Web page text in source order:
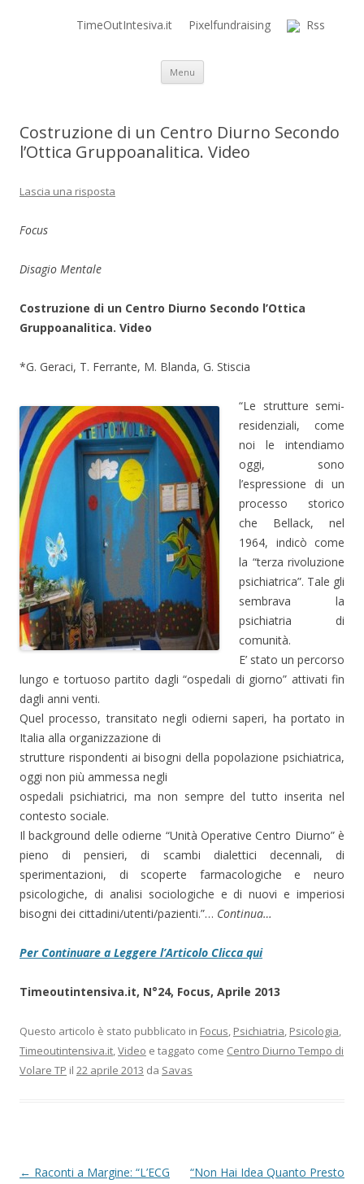
Time Out Intensiva Blog
il tempo e la memoria in terapia intensiva
TimeOutIntesiva.it Pixelfundraising Rss
Menu Vai al contenuto
Costruzione di un Centro Diurno Secondo
l’Ottica Gruppoanalitica. Video
Lascia una risposta
Focus
Disagio Mentale
Costruzione di un Centro Diurno Secondo l’Ottica
Gruppoanalitica. Video
*G. Geraci, T. Ferrante, M. Blanda, G. Stiscia
“Le strutture semi-
residenziali, come
noi le intendiamo
oggi, sono
l’espressione di un
processo storico
che Bellack, nel
1964, indicò come
la “terza rivoluzione
psichiatrica”. Tale gli
sembrava la
psichiatria di
comunità.
E’ stato un percorso
lungo e tortuoso partito dagli “ospedali di giorno” attivati fin
dagli anni venti.
Quel processo, transitato negli odierni saperi, ha portato in
Italia alla organizzazione di
strutture rispondenti ai bisogni della popolazione psichiatrica,
oggi non più ammessa negli
ospedali psichiatrici, ma non sempre del tutto inserita nel
contesto sociale.
Il background delle odierne “Unità Operative Centro Diurno” è
pieno di pensieri, di scambi dialettici decennali, di
sperimentazioni, di scoperte farmacologiche e neuro
psicologiche, di analisi sociologiche e di nuovi e imperiosi
bisogni dei cittadini/utenti/pazienti.”… Continua…
Per Continuare a Leggere l’Articolo Clicca qui
Timeoutintensiva.it, N°24, Focus, Aprile 2013
Questo articolo è stato pubblicato in Focus, Psichiatria, Psicologia,
Timeoutintensiva.it,Video e taggato come Centro Diurno Tempo di
Volare TP il 22 aprile 2013 da Savas
Navigazione articolo
← Raconti a Margine: “L’ECG
“Non Hai Idea Quanto Presto